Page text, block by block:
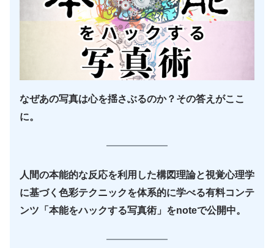
なぜあの写真は心を揺さぶるのか？その答えがここ
に。
人間の本能的な反応を利用した構図理論と視覚心理学
に基づく色彩テクニックを体系的に学べる有料コンテ
ンツ「本能をハックする写真術」をnoteで公開中。